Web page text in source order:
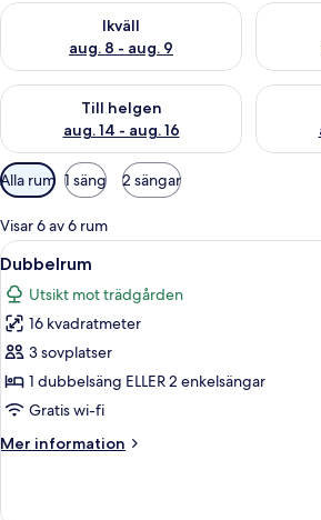
Ikväll
aug. 8 - aug. 9
Kontrollera tillgängligheten för ikväll
Till helgen
aug. 14 - aug. 16
Kontrollera tillgängligheten för den här
Tillgängliga
filter
för
rum
Alla rum 1 säng 2 sängar
Visar 6 av 6 rum
Öppna
alla
foton
för
Dubbelrum
Ett
12
Dubbelrum
Utsikt mot trädgården
16 kvadratmeter
3 sovplatser
1 dubbelsäng ELLER 2 enkelsängar
Gratis wi-fi
Mer information
Mer